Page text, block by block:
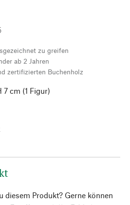
zu greifen
ab 2 Jahren
zertifizierten Buchenholz
7 cm (1 Figur)
diesem Produkt? Gerne können